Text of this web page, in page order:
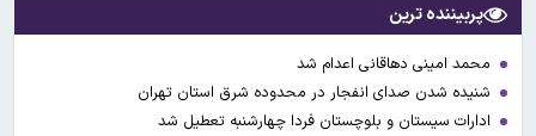
پربیننده ترین
محمد امینی دهاقانی اعدام شد
شنیده شدن صدای انفجار در محدوده شرق استان تهران
ادارات سیستان و بلوچستان فردا چهارشنبه تعطیل شد